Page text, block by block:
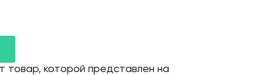
товар, которой представлен на